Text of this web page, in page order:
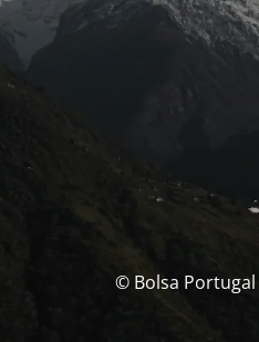
© Bolsa Portugal